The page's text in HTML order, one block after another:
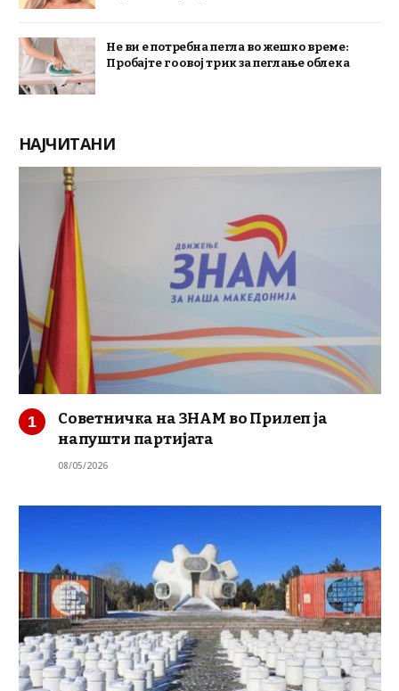
Не ви е потребна пегла во жешко време:
Пробајте го овој трик за пеглање облека
НАЈЧИТАНИ
Советничка на ЗНАМ во Прилеп ја
напушти партијата
08/05/2026